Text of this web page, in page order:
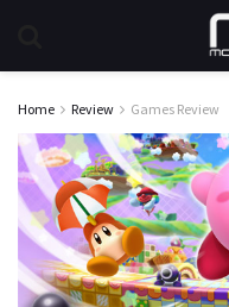
Home Review Games Review